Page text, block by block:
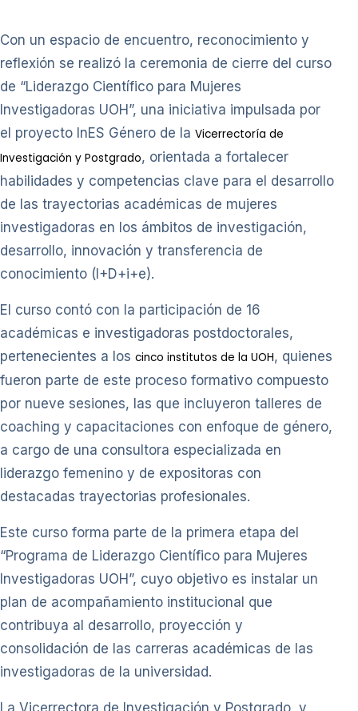
Con un espacio de encuentro, reconocimiento y
reflexión se realizó la ceremonia de cierre del curso
de “Liderazgo Científico para Mujeres
Investigadoras UOH”, una iniciativa impulsada por
el proyecto InES Género de la Vicerrectoría de
Investigación y Postgrado, orientada a fortalecer
habilidades y competencias clave para el desarrollo
de las trayectorias académicas de mujeres
investigadoras en los ámbitos de investigación,
desarrollo, innovación y transferencia de
conocimiento (I+D+i+e).
El curso contó con la participación de 16
académicas e investigadoras postdoctorales,
pertenecientes a los cinco institutos de la UOH, quienes
fueron parte de este proceso formativo compuesto
por nueve sesiones, las que incluyeron talleres de
coaching y capacitaciones con enfoque de género,
a cargo de una consultora especializada en
liderazgo femenino y de expositoras con
destacadas trayectorias profesionales.
Este curso forma parte de la primera etapa del
“Programa de Liderazgo Científico para Mujeres
Investigadoras UOH”, cuyo objetivo es instalar un
plan de acompañamiento institucional que
contribuya al desarrollo, proyección y
consolidación de las carreras académicas de las
investigadoras de la universidad.